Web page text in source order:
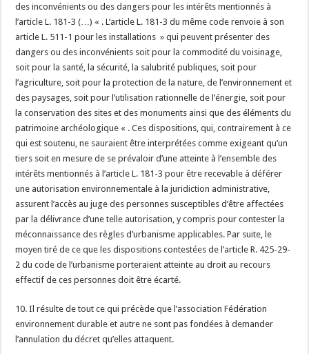
des inconvénients ou des dangers pour les intérêts mentionnés à
l’article L. 181-3 (…) « . L’article L. 181-3 du même code renvoie à son
article L. 511-1 pour les installations » qui peuvent présenter des
dangers ou des inconvénients soit pour la commodité du voisinage,
soit pour la santé, la sécurité, la salubrité publiques, soit pour
l’agriculture, soit pour la protection de la nature, de l’environnement et
des paysages, soit pour l’utilisation rationnelle de l’énergie, soit pour
la conservation des sites et des monuments ainsi que des éléments du
patrimoine archéologique « . Ces dispositions, qui, contrairement à ce
qui est soutenu, ne sauraient être interprétées comme exigeant qu’un
tiers soit en mesure de se prévaloir d’une atteinte à l’ensemble des
intérêts mentionnés à l’article L. 181-3 pour être recevable à déférer
une autorisation environnementale à la juridiction administrative,
assurent l’accès au juge des personnes susceptibles d’être affectées
par la délivrance d’une telle autorisation, y compris pour contester la
méconnaissance des règles d’urbanisme applicables. Par suite, le
moyen tiré de ce que les dispositions contestées de l’article R. 425-29-
2 du code de l’urbanisme porteraient atteinte au droit au recours
effectif de ces personnes doit être écarté.
10. Il résulte de tout ce qui précède que l’association Fédération
environnement durable et autre ne sont pas fondées à demander
l’annulation du décret qu’elles attaquent.